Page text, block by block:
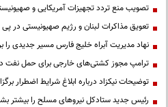
تصویب منع تردد تجهیزات آمریکایی و
تعویق مذاکرات لبنان و رژیم صهیونیستی در
نهاد مدیریت آبراه خلیج فارس مسیر جدیدی
ترامپ مجوز کشتی‌های خارجی برای حمل نفت در
توضیحات نیکزاد درباره ابلاغ شرایط اضطرار
رئیس جدید ستادکل نیروهای مسلح را بیشتر